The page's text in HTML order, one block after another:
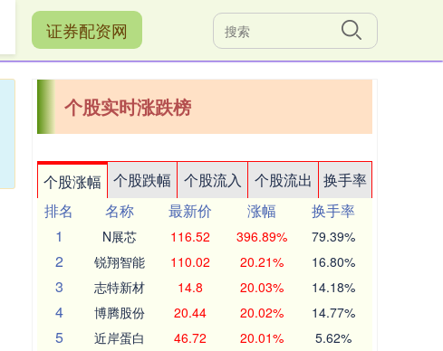
证券配资网
个股实时涨跌榜
个股涨幅 个股跌幅 个股流入 个股流出
换手率
排名
名称 最新价 涨幅
换手率
1
N展芯 116.52 396.89% 79.39%
2 锐翔智能 110.02 20.21% 16.80%
3 志特新材 14.8 20.03% 14.18%
4 博腾股份 20.44 20.02% 14.77%
5 近岸蛋白 46.72 20.01% 5.62%